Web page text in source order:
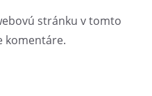
stránku v tomto
komentáre.